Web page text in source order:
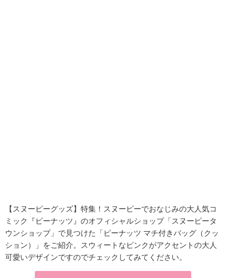
【スヌーピーグッズ】特集！スヌーピーでおなじみの大人気コ
ミック『ピーナッツ』のオフィシャルショップ「スヌーピータ
ウンショップ」で見つけた「ピーナッツ マチ付きバッグ（クッ
ション）」をご紹介。スウィートなピンクがアクセントの大人
可愛いデザインですのでチェックしてみてください。